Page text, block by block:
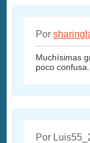
Por
Muchísimas
poco
Por